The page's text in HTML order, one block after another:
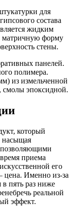
для
состава
жидким
матричную форму
стены.
панелей.
полимера.
из измельченной
эпоксидной.
который
насыщая
приема
его
Именно из-за
в пять раз ниже
реальной
эффект.